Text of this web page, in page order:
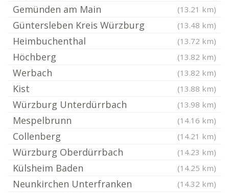
Gemünden am Main (13.21 km)
Güntersleben Kreis Würzburg (13.48 km)
Heimbuchenthal (13.72 km)
Höchberg (13.82 km)
Werbach (13.82 km)
Kist (13.88 km)
Würzburg Unterdürrbach (13.98 km)
Mespelbrunn (14.16 km)
Collenberg (14.21 km)
Würzburg Oberdürrbach (14.23 km)
Külsheim Baden (14.25 km)
Neunkirchen Unterfranken (14.32 km)